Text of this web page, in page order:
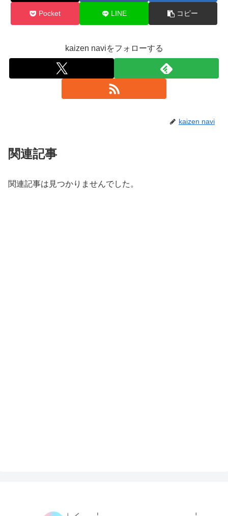
Pocket LINE コピー
kaizen naviをフォローする
kaizen navi
関連記事
関連記事は見つかりませんでした。